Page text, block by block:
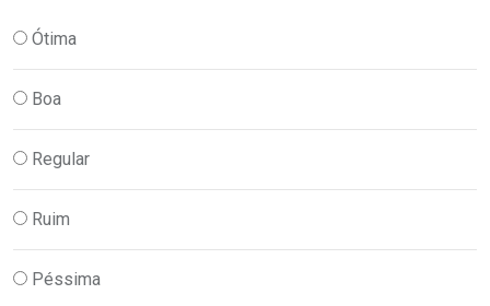
Ótima
Boa
Regular
Ruim
Péssima